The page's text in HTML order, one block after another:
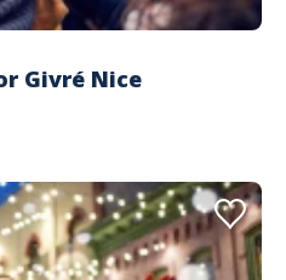
Givré Nice